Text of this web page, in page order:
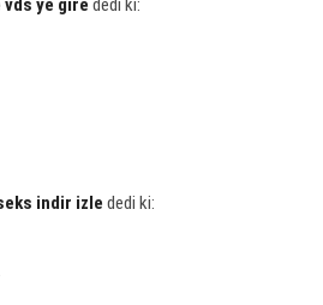
ye gire​ dedi ki:
indir izle dedi ki: